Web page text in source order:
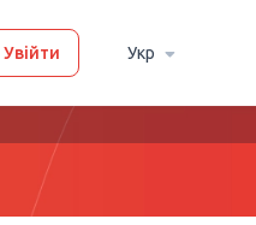
Увійти Укр